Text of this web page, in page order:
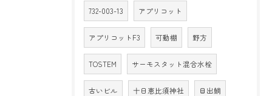
732-003-13 アプリコット
アプリコットF3 可動棚 野方
TOSTEM サーモスタット混合水栓
古いビル 十日恵比須神社 目出鯛